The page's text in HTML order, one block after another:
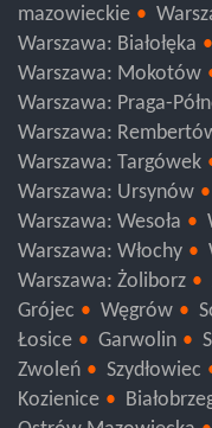
mazowieckie
Warszawa: Białołęka
Warszawa: Mokotów
Warszawa: Praga-
Warszawa:
Warszawa: Targówek
Warszawa: Ursynów
Warszawa: Wesoła
Warszawa: Włochy
Warszawa: Żoliborz
Grójec
Węgrów
Łosice
Garwolin
Zwoleń
Szydłowiec
Kozienice